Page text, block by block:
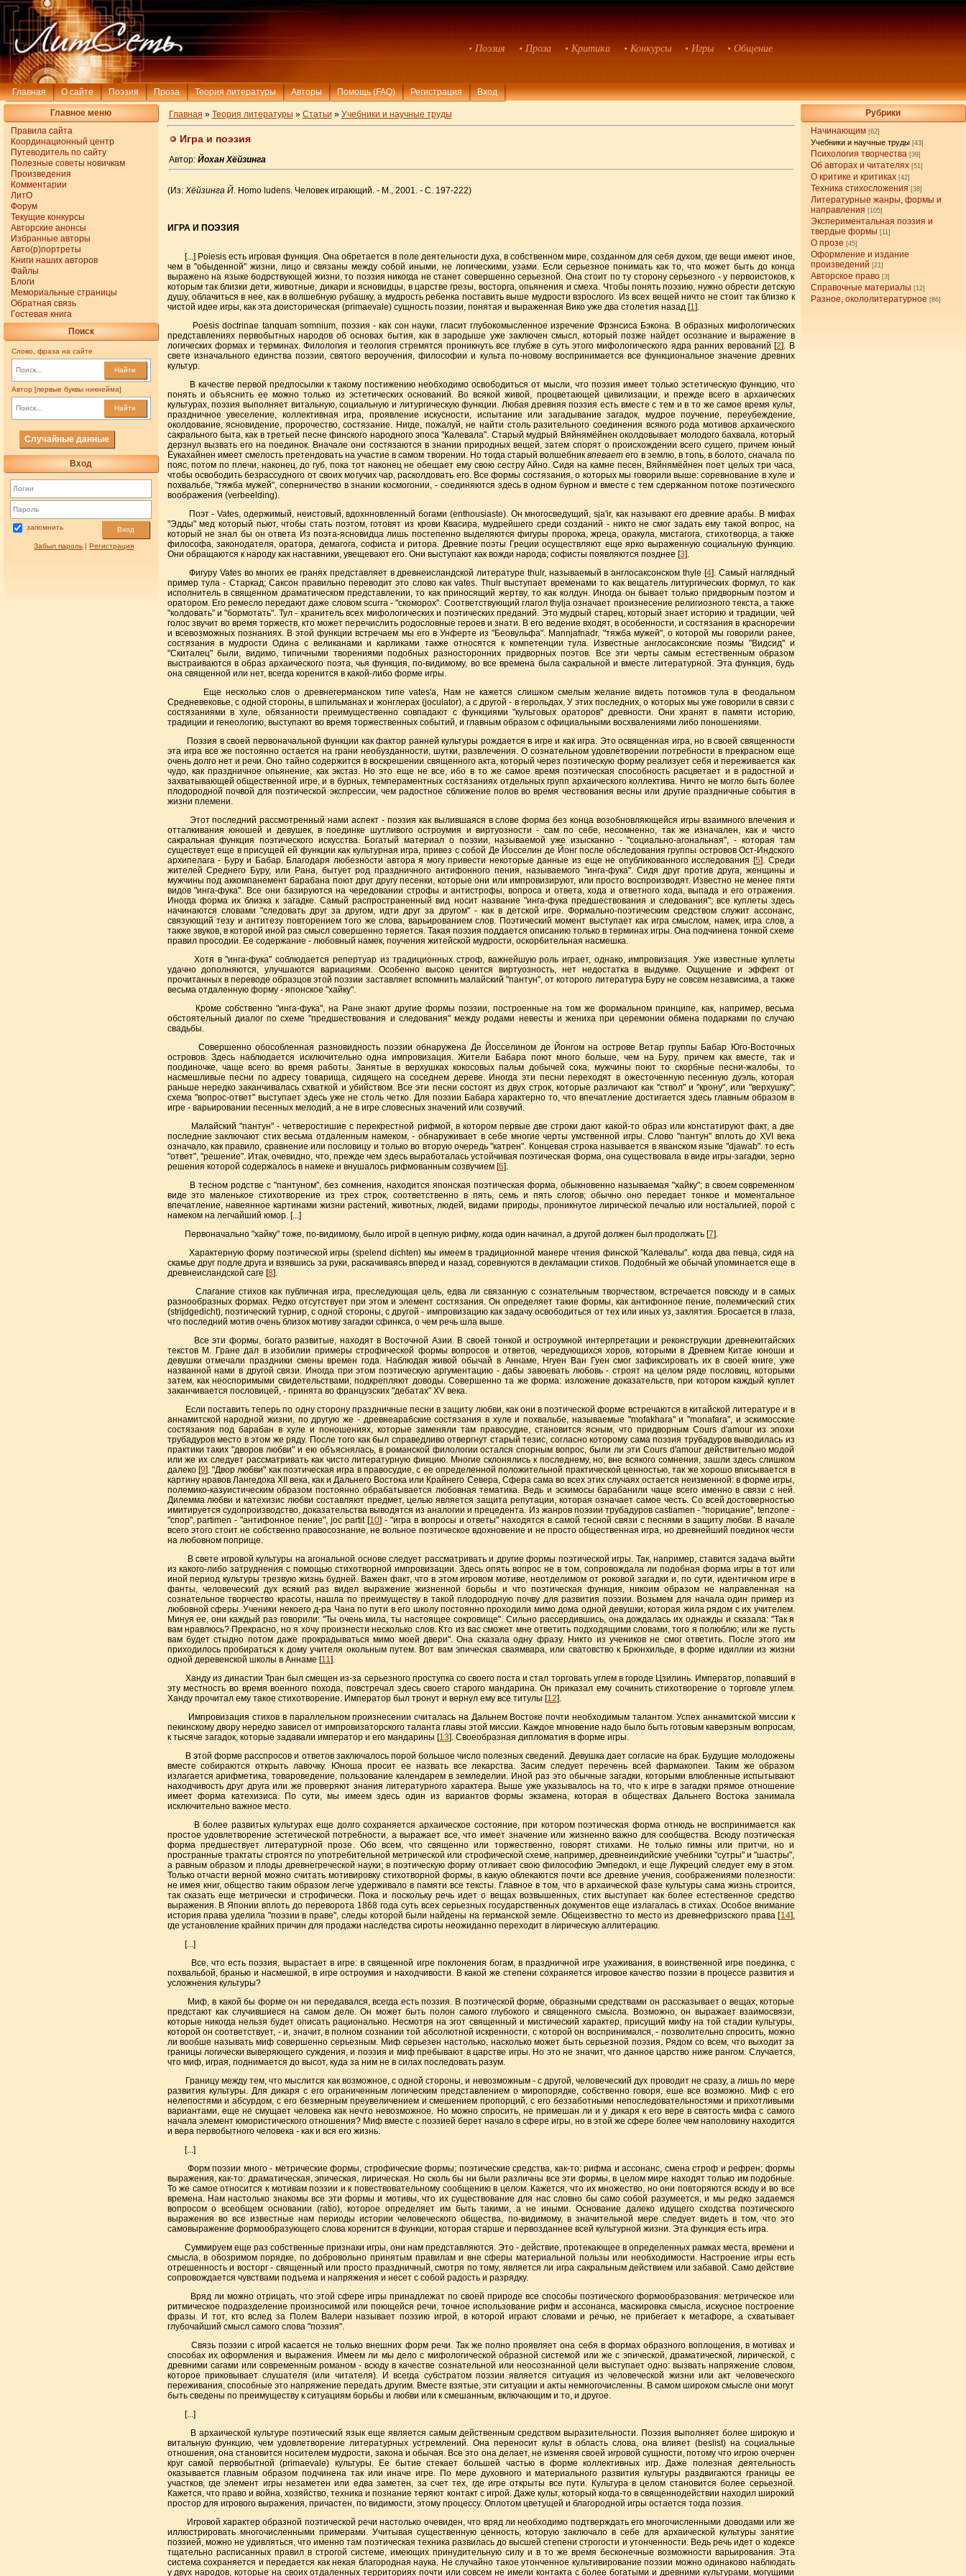
• Поэзия • Проза • Критика • Конкурсы • Игры • Общение
Главная О сайте Поэзия Проза Теория литературы Авторы Помощь (FAQ) Регистрация Вход
Главное меню
Правила сайта
Координационный центр
Путеводитель по сайту
Полезные советы новичкам
Произведения
Комментарии
ЛитО
Форум
Текущие конкурсы
Авторские анонсы
Избранные авторы
Авто(р)портреты
Книги наших авторов
Файлы
Блоги
Мемориальные страницы
Обратная связь
Гостевая книга
Поиск
Слово, фраза на сайте
Найти
Автор [первые буквы никнейма]
Найти
Случайные данные
Вход
запомнить Вход
Забыл пароль |Регистрация
Рубрики
Начинающим [62]
Учебники и научные труды [43]
Психология творчества [39]
Об авторах и читателях [51]
О критике и критиках [42]
Техника стихосложения [38]
Литературные жанры, формы и
направления [105]
Экспериментальная поэзия и
твердые формы [11]
О прозе [45]
Оформление и издание
произведений [21]
Авторское право [3]
Справочные материалы [12]
Разное, окололитературное [86]
Главная » Теория литературы » Статьи » Учебники и научные труды
Игра и поэзия
Автор: Йохан Хёйзинга
(Из: Хёйзинга Й. Homo ludens. Человек играющий. - М., 2001. - С. 197-222)
ИГРА И ПОЭЗИЯ
[...] Poiesis есть игровая функция. Она обретается в поле деятельности духа, в собственном мире, созданном для себя духом, где вещи имеют иное,
чем в "обыденной" жизни, лицо и связаны между собой иными, не логическими, узами. Если серьезное понимать как то, что может быть до конца
выражено на языке бодрствующей жизни, то поэзия никогда не станет совершенно серьезной. Она стоит по ту сторону серьезного - у первоистоков, к
которым так близки дети, животные, дикари и ясновидцы, в царстве грезы, восторга, опьянения и смеха. Чтобы понять поэзию, нужно обрести детскую
душу, облачиться в нее, как в волшебную рубашку, а мудрость ребенка поставить выше мудрости взрослого. Из всех вещей ничто не стоит так близко к
чистой идее игры, как эта доисторическая (primaevale) сущность поэзии, понятая и выраженная Вико уже два столетия назад [1 ].
Poesis doctrinae tanquam somnium, поэзия - как сон науки, гласит глубокомысленное изречение Фрэнсиса Бэкона. В образных мифологических
представлениях первобытных народов об основах бытия, как в зародыше уже заключен смысл, который позже найдет осознание и выражение в
логических формах и терминах. Филология и теология стремятся проникнуть все глубже в суть этого мифологического ядра ранних верований [2]. В
свете изначального единства поэзии, святого вероучения, философии и культа по-новому воспринимается все функциональное значение древних
культур.
В качестве первой предпосылки к такому постижению необходимо освободиться от мысли, что поэзия имеет только эстетическую функцию, что
понять и объяснить ее можно только из эстетических оснований. Во всякой живой, процветающей цивилизации, и прежде всего в архаических
культурах, поэзия выполняет витальную, социальную и литургическую функции. Любая древняя поэзия есть вместе с тем и в то же самое время культ,
праздничное увеселение, коллективная игра, проявление искусности, испытание или загадывание загадок, мудрое поучение, переубеждение,
околдование, ясновидение, пророчество, состязание. Нигде, пожалуй, не найти столь разительного соединения всякого рода мотивов архаического
сакрального быта, как в третьей песне финского народного эпоса "Калевала". Старый мудрый Вяйнямёйнен околдовывает молодого бахвала, который
дерзнул вызвать его на поединок. Вначале они состязаются в знании природных вещей, затем спорят о происхождении всего сущего, причем юный
Ёукахайнен имеет смелость претендовать на участие в самом творении. Но тогда старый волшебниквпевает его в землю, в топь, в болото, сначала по
пояс, потом по плечи, наконец, до губ, пока тот наконец не обещает ему свою сестру Айно. Сидя на камне песен, Вяйнямёйнен поет целых три часа,
чтобы освободить безрассудного от своих могучих чар, расколдовать его. Все формы состязания, о которых мы говорили выше: соревнование в хуле и
похвальбе, "тяжба мужей", соперничество в знании космогонии, - соединяются здесь в одном бурном и вместе с тем сдержанном потоке поэтического
воображения (verbeelding).
Поэт - Vates, одержимый, неистовый, вдохнновленный богами (enthousiaste). Он многосведущий, sja'ir, как называют его древние арабы. В мифах
"Эдды" мед который пьют, чтобы стать поэтом, готовят из крови Квасира, мудрейшего среди созданий - никто не смог задать ему такой вопрос, на
который не знал бы он ответа Из поэта-ясновидца лишь постепенно выделяются фигуры пророка, жреца, оракула, мистагога, стихотворца, а также
философа, законодателя, оратора, демагога, софиста и ритора. Древние поэты Греции осуществляют еще ярко выраженную социальную функцию.
Они обращаются к народу как наставники, увещевают его. Они выступают как вожди народа; софисты появляются позднее [3].
Фигуру Vates во многих ее гранях представляет в древнеисландской литературе thulr, называемый в англосаксонском thyle [4]. Самый наглядный
пример тула - Старкад; Саксон правильно переводит это слово как vates. Thulr выступает временами то как вещатель литургических формул, то как
исполнитель в священном драматическом представлении, то как приносящий жертву, то как колдун. Иногда он бывает только придворным поэтом и
оратором. Его ремесло передают даже словом scurra - "скоморох". Соответствующий глагол thylja означает произнесение религиозного текста, а также
"колдовать" и "бормотать". Тул - хранитель всех мифологических и поэтических преданий. Это мудрый старец, который знает историю и традиции, чей
голос звучит во время торжеств, кто может перечислить родословные героев и знати. В его ведение входят, в особенности, и состязания в красноречии
и всевозможных познаниях. В этой функции встречаем мы его в Унферте из "Беовульфа". Mannjafnadr, "тяжба мужей", о которой мы говорили ранее,
состязания в мудрости Одина с великанами и карликами также относятся к компетенции тула. Известные англосаксонские поэмы "Видсид" и
"Скиталец" были, видимо, типичными творениями подобных разносторонних придворных поэтов. Все эти черты самым естественным образом
выстраиваются в образ архаического поэта, чья функция, по-видимому, во все времена была сакральной и вместе литературной. Эта функция, будь
она священной или нет, всегда коренится в какой-либо форме игры.
Еще несколько слов о древнегерманском типе vates'а, Нам не кажется слишком смелым желание видеть потомков тула в феодальном
Средневековье, с одной стороны, в шпильманах и жонглерах (joculator), а с другой - в герольдах, У этих последних, о которых мы уже говорили в связи с
состязаниями в хуле, обязанности преимущественно совпадают с функциями "культовых ораторов" древности. Они хранят в памяти историю,
традиции и генеологию, выступают во время торжественных событий, и главным образом с официальными восхвалениями либо поношениями.
Поэзия в своей первоначальной функции как фактор ранней культуры рождается в игре и как игра. Это освященная игра, но в своей священности
эта игра все же постоянно остается на грани необузданности, шутки, развлечения. О сознательном удовлетворении потребности в прекрасном еще
очень долго нет и речи. Оно тайно содержится в воскрешении священного акта, который через поэтическую форму реализует себя и переживается как
чудо, как праздничное опьянение, как экстаз. Но это еще не все, ибо в то же самое время поэтическая способность расцветает и в радостной и
захватывающей общественной игре, и в бурных, темпераментных состязаниях отдельных групп архаического коллектива. Ничто не могло быть более
плодородной почвой для поэтической экспрессии, чем радостное сближение полов во время чествования весны или другие праздничные события в
жизни племени.
Этот последний рассмотренный нами аспект - поэзия как вылившаяся в слове форма без конца возобновляющейся игры взаимного влечения и
отталкивания юношей и девушек, в поединке шутливого остроумия и виртуозности - сам по себе, несомненно, так же изначален, как и чисто
сакральная функция поэтического искусства. Богатый материал о поэзии, называемой уже изысканно - "социально-агональная", - которая там
существует еще в присущей ей функции как культурная игра, привез с собой Де Йосселин де Йонг после обследования группы островов Ост-Индского
архипелага - Буру и Бабар. Благодаря любезности автора я могу привести некоторые данные из еще не опубликованного исследования [5]. Среди
жителей Среднего Буру, или Рана, бытует род праздничного антифонного пения, называемого "инга-фука". Сидя друг против друга, женщины и
мужчины под аккомпанемент барабана поют друг другу песенки, которые они или импровизируют, или просто воспроизводят. Известно не менее пяти
видов "инга-фука". Все они базируются на чередовании строфы и антистрофы, вопроса и ответа, хода и ответного хода, выпада и его отражения.
Иногда форма их близка к загадке. Самый распространенный вид носит название "инга-фука предшествования и следования"; все куплеты здесь
начинаются словами "следовать друг за другом, идти друг за другом" - как в детской игре. Формально-поэтическим средством служит ассонанс,
связующий тезу и антитезу повторением того же слова, варьированием слов. Поэтический момент выступает как игра смыслом, намек, игра слов, а
также звуков, в которой иной раз смысл совершенно теряется. Такая поэзия поддается описанию только в терминах игры. Она подчинена тонкой схеме
правил просодии. Ее содержание - любовный намек, поучения житейской мудрости, оскорбительная насмешка.
Хотя в "инга-фука" соблюдается репертуар из традиционных строф, важнейшую роль играет, однако, импровизация. Уже известные куплеты
удачно дополняются, улучшаются вариациями. Особенно высоко ценится виртуозность, нет недостатка в выдумке. Ощущение и эффект от
прочитанных в переводе образцов этой поэзии заставляет вспомнить малайский "пантун", от которого литература Буру не совсем независима, а также
весьма отдаленную форму - японское "хайку".
Кроме собственно "инга-фука", на Ране знают другие формы поэзии, построенные на том же формальном принципе, как, например, весьма
обстоятельный диалог по схеме "предшествования и следования" между родами невесты и жениха при церемонии обмена подарками по случаю
свадьбы.
Совершенно обособленная разновидность поэзии обнаружена Де Йосселином де Йонгом на острове Ветар группы Бабар Юго-Восточных
островов. Здесь наблюдается исключительно одна импровизация. Жители Бабара поют много больше, чем на Буру, причем как вместе, так и
поодиночке, чаще всего во время работы. Занятые в верхушках кокосовых пальм добычей сока, мужчины поют то скорбные песни-жалобы, то
насмешливые песни по адресу товарища, сидящего на соседнем дереве. Иногда эти песни переходят в ожесточенную песенную дуэль, которая
раньше нередко заканчивалась схваткой и убийством. Все эти песни состоят из двух строк, которые различают как "ствол" и "крону", или "верхушку";
схема "вопрос-ответ" выступает здесь уже не столь четко. Для поэзии Бабара характерно то, что впечатление достигается здесь главным образом в
игре - варьировании песенных мелодий, а не в игре словесных значений или созвучий.
Малайский "пантун" - четверостишие с перекрестной рифмой, в котором первые две строки дают какой-то образ или констатируют факт, а две
последние заключают стих весьма отдаленным намеком, - обнаруживает в себе многие черты умственной игры. Слово "пантун" вплоть до XVI века
означало, как правило, сравнение или пословицу и только во вторую очередь "катрен". Концевая строка называется в яванском языке "djawab". то есть
"ответ", "решение". Итак, очевидно, что, прежде чем здесь выработалась устойчивая поэтическая форма, она существовала в виде игры-загадки, зерно
решения которой содержалось в намеке и внушалось рифмованным созвучием [6].
В тесном родстве с "пантуном", без сомнения, находится японская поэтическая форма, обыкновенно называемая "хайку"; в своем современном
виде это маленькое стихотворение из трех строк, соответственно в пять, семь и пять слогов; обычно оно передает тонкое и моментальное
впечатление, навеянное картинами жизни растений, животных, людей, видами природы, проникнутое лирической печалью или ностальгией, порой с
намеком на легчайший юмор. [...]
Первоначально "хайку" тоже, по-видимому, было игрой в цепную рифму, когда один начинал, а другой должен был продолжать [7].
Характерную форму поэтической игры (spelend dichten) мы имеем в традиционной манере чтения финской "Калевалы". когда два певца, сидя на
скамье друг подле дpyra и взявшись за руки, раскачиваясь вперед и назад, соревнуются в декламации стихов. Подобный же обычай упоминается еще в
древнеисландской саге [8].
Слагание стихов как публичная игра, преследующая цель, едва ли связанную с сознательным творчеством, встречается повсюду и в самых
разнообразных формах. Редко отсутствует при этом и элемент состязания. Он определяет такие формы, как антифонное пение, полемический стих
(strijdgedicht), поэтический турнир, с одной стороны, с другой - импровизацию как задачу освободиться от тех или иных уз, заклятия. Бросается в глаза,
что последний мотив очень близок мотиву загадки сфинкса, о чем речь шла выше.
Все эти формы, богато развитые, находят в Восточной Азии. В своей тонкой и остроумной интерпретации и реконструкции древнекитайских
текстов М. Гране дал в изобилии примеры строфической формы вопросов и ответов, чередующихся хоров, которыми в Древнем Китае юноши и
девушки отмечали праздники смены времен года. Наблюдая живой обычай в Аннаме, Нгуен Ван Гуен смог зафиксировать их в своей книге, уже
названной нами в другой связи. Иногда при этом поэтическую aргументацию - дабы завоевать любовь - строят на целом ряде пословиц, которыми
затем, как неоспоримыми свидетельствами, подкрепляют доводы. Совершенно та же форма: изложение доказательств, при котором каждый куплет
заканчивается пословицей, - принята во французских "дебатах" XV века.
Если поставить теперь по одну сторону праздничные песни в защиту любви, как они в поэтической форме встречаются в китайской литературе и в
аннамитской народной жизни, по другую же - древнеарабские состязания в хуле и похвальбе, называемые "mofakhara" и "monafara", и эскимосские
состязания под барабан в хуле и поношениях, которые заменяли там правосудие, становится ясным, что придворным Cours d'amour из эпохи
трубадуров место в этом же ряду. После того как был справедливо отвергнут старый тезис, согласно которому сама поэзия трубадуров выводилась из
практики таких "дворов любви" и ею объяснялась, в романской филологии остался спорным вопрос, были ли эти Cours d'amour действительно модой
или же их следует paccматривать как чисто литературную фикцию. Многие склонялись к последнему, но, вне всякого сомнения, зашли здесь слишком
далеко [9]. "Двор любви" как поэтическая игра в правосудие, с ее определенной положительной практической ценностью, так же хорошо вписывается в
картину нравов Лангедока XII века, как и Дальнего Востока или Крайнего Севера, Сфера сама во всех этих случаях остается неизменной: в форме игры,
полемико-казуистическим образом постоянно обрабатывается любовная тематика. Ведь и эскимосы барабанили чаще всего именно в связи с ней.
Дилемма любви и катехизис любви составляют предмет, целью является защита репутации, которая означает самое честь. Со всей достоверностью
имитируется судопроизводство, доказательства выводятся из аналогии и прецедента. Из жанров поэзии трубадуров castiamen - "порицание", tenzone -
"спор", partimen - "антифонное пение", joc partit [10] - "игра в вопросы и ответы" находятся в самой тесной связи с песнями в защиту любви. В начале
всего этого стоит не собственно правосознание, не вольное поэтическое вдохновение и не просто общественная игра, но древнейший поединок чести
на любовном поприще.
В свете игровой культуры на агональной основе следует рассматривать и другие формы поэтической игры. Так, например, ставится задача выйти
из какого-либо затруднения с помощью стихотворной импровизации. Здесь опять вопрос не в том, сопровождала ли подобная форма игры в тот или
иной период культуры трезвую жизнь будней. Важен факт, что в этом игровом мотиве, неотделимом от роковой загадки и, по сути, идентичном игре в
фанты, человеческий дух всякий раз видел выражение жизненной борьбы и что поэтическая функция, никоим образом не направленная на
сознательное творчество красоты, нашла по преимуществу в такой плодородную почву для развития поэзии. Возьмем для начала один пример из
любовной сферы. Ученики некоего д-ра Чана по пути в его школу постоянно проходили мимо дома одной девушки, которая жила рядом с их учителем.
Минуя ее, они каждый раз говорили: "Ты очень мила, ты настоящее сокровище". Сильно рассердившись, она дождалась их однажды и сказала: "Так я
вам нравлюсь? Прекрасно, но я хочу произнести несколько слов. Кто из вас сможет мне ответить подходящими словами, того я полюблю; или же пусть
вам будет стыдно потом даже прокрадываться мимо моей двери". Она сказала одну фразу. Никто из учеников не смог ответить. После этого им
приходилось пробираться к дому учителя окольным путем. Вот вам эпическая сваямвара, или сватовство к Брюнхильде, в форме идиллии из жизни
одной деревенской школы в Аннаме [11 ].
Ханду из династии Тран был смещен из-за серьезного проступка со своего поста и стал торговать углем в городе Цзилинь. Император, попавший в
эту местность во время военного похода, повстречал здесь своего старого мандарина. Он приказал ему сочинить стихотворение о торговле углем.
Ханду прочитал ему такое стихотворение. Император был тронут и вернул ему все титулы [12].
Импровизация стихов в параллельном произнесении считалась на Дальнем Востоке почти необходимым талантом. Успех аннамитской миссии к
пекинскому двору нередко зависел от импровизаторского таланта главы этой миссии. Каждое мгновение надо было быть готовым каверзным вопросам,
к тысяче загадок, которые задавали император и его мандарины [13]. Своеобразная дипломатия в форме игры.
В этой форме расспросов и ответов заключалось порой большое число полезных сведений. Девушка дает согласие на брак. Будущие молодожены
вместе собираются открыть лавочку. Юноша просит ее назвать все лекарства. Засим следует перечень всей фармакопеи. Таким же образом
излагается арифметика, товароведение, пользование календарем в земледелии. Иной раз это обычные загадки, которыми влюбленные испытывают
находчивость друг друга или же проверяют знания литературного характера. Выше уже указывалось на то, что к игре в загадки прямое отношение
имеет форма катехизиса. По сути, мы имеем здесь один из вариантов формы экзамена, которая в обществах Дальнего Востока занимала
исключительно важное место.
В более развитых культурах еще долго сохраняется архаическое состояние, при котором поэтическая форма отнюдь не воспринимается как
простое удовлетворение эстетической потребности, а выражает все, что имеет значение или жизненно важно для сообщества. Всюду поэтическая
форма предшествует литературной прозе. Обо всем, что священно или торжественно, говорят стихами. Не только гимны или притчи, но и
пространные трактаты строятся по употребительной метрической или строфической схеме, например, древнеиндийские учебники "сутры" и "шастры",
а равным образом и плоды древнегреческой науки; в поэтическую форму отливает свою философию Эмпедокл, и еще Лукреций следует ему в этом.
Только отчасти верной можно считать мотивировку стихотворной формы, в какую облекаются почти все древние учения, соображениями полезности:
не имея книг, общество таким образом легче удерживало в памяти все тексты. Главное в том, что в архаической фазе культуры сама жизнь строится,
так сказать еще метрически и строфически. Пока и поскольку речь идет о вещах возвышенных, стих выступает как более естественное средство
выражения. В Японии вплоть до переворота 1868 года суть всех серьезных государственных документов еще излагалась в стихах. Особое внимание
история права уделила "поэзии в праве", следы которой были найдены на германской земле. Общеизвестно то место из древнефризского права [14],
где установление крайних причин для продажи наследства сироты неожиданно переходит в лирическую аллитерацию.
[...]
Все, что есть поэзия, вырастает в игре: в священной игре поклонения богам, в праздничной игре ухаживания, в воинственной игре поединка, с
похвальбой, бранью и насмешкой, в игре остроумия и находчивости. В какой же степени сохраняется игровое качество поэзии в процессе развития и
усложнения культуры?
Миф, в какой бы форме он ни передавался, всегда есть поэзия. В поэтической форме, образными средствами он рассказывает о вещах, которые
предстают как случившиеся на самом деле. Он может быть полон самого глубокого и священного смысла. Возможно, он выражает взаимосвязи,
которые никогда нельзя будет описать рационально. Несмотря на эгот священный и мистический характер, присущий мифу на той стадии культуры,
которой он соответствует, - и, значит, в полном сознании той абсолютной искренности, с которой он воспринимался, - позволительно спросить, можно
ли вообше называть миф совершенно серьезным. Миф серьезен настолько, насколько может быть серьезной поэзия. Рядом со всем, что выходит за
границы логически выверяющего суждения, и поэзия и миф пребывают в царстве игры. Но это не значит, что данное царство ниже рангом. Случается,
что миф, играя, поднимается до высот, куда за ним не в силах последовать разум.
Границу между тем, что мыслится как возможное, с одной стороны, и невозможным - с другой, человеческий дух проводит не сразу, а лишь по мере
развития культуры. Для дикаря с его ограниченным логическим представлением о миропорядке, собственно говоря, еше все возможно. Миф с его
нелепостями и абсурдом, с его безмерным преувеличением и смешением пропорций, с его беззаботными непоследовательностями и прихотливыми
вариантами, еще не смущает человека как нечто невозможное. Но можно спросить, не примешан ли и у дикаря к его вере в святость мифа с самого
начала элемент юмористического отношения? Миф вместе с поэзией берет начало в сфере игры, но в этой же сфере более чем наполовину находится
и вера первобытного человека - как и вся его жизнь.
[...]
Форм поэзии много - метрические формы, строфические формы; поэтические средства, как-то: рифма и ассонанс, смена строф и рефрен; формы
выражения, как-то: драматическая, эпическая, лирическая. Но сколь бы ни были различны все эти формы, в целом мире находят только им подобные.
То же самое относится к мотивам поэзии и к повествовательному сообщению в целом. Кажется, что их множество, но они повторяются всюду и во все
времена. Нам настолько знакомы все эти формы и мотивы, что их существование для нас словно бы само собой разумеется, и мы редко задаемся
вопросом о всеобщем основании (ratio), которое определяет им быть такими, а не иными. Основание далеко идущего сходства поэтического
выражения во все известные нам периоды истории человеческого общества, по-видимому, в значительной мере следует видеть в том, что это
самовыражение формообразующего слова коренится в функции, которая старше и первозданнее всей культурной жизни. Эта функция есть игра.
Суммируем еще раз собственные признаки игры, они нам представляются. Это - действие, протекающее в определенных рамках места, времени и
смысла, в обозримом порядке, по добровольно принятым правилам и вне сферы материальной пользы или необходимости. Настроение игры есть
отрешенность и восторг - священный или просто праздничный, смотря по тому, является ли игра сакральным действием или забавой. Само действие
сопровождается чувствами подъема и напряжения и несет с собой радость и разрядку.
Вряд ли можно отрицать, что этой сфере игры принадлежат по своей природе все способы поэтического формообразования: метрическое или
ритмическое подразделение произносимой или поющейся речи, точное использование рифм и ассонанса, маскировка смысла, искусное построение
фразы. И тот, кто вслед за Полем Валери называет поэзию игрой, в которой играют словами и речью, не прибегает к метафоре, а схватывает
глубочайший смысл самого слова "поэзия".
Связь поэзии с игрой касается не только внешних форм речи. Так же полно проявляет она себя в формах образного воплощения, в мотивах и
способах их оформления и выражения. Имеем ли мы дело с мифологической образной системой или же с эпической, драматической, лирической, с
древними сагами или современным романом - всюду в качестве сознательной или неосознанной цели выступает одно: вызвать напряжение словом,
которое приковывает слушателя (или читателя). И всегда субстратом поэзии является ситуация из человеческой жизни или акт человеческого
переживания, способные это напряжение передать другим. Вместе взятые, эти ситуации и акты немногочисленны. В самом широком смысле они могут
быть сведены по преимуществу к ситуациям борьбы и любви или к смешанным, включающим и то, и другое.
[...]
В архаической культуре поэтический язык еще является самым действенным средством выразительности. Поэзия выполняет более широкую и
витальную функцию, чем удовлетворение литературных устремлений. Она переносит культ в область слова, она влияет (beslist) на социальные
отношения, она становится носителем мудрости, закона и обычая. Все это она делает, не изменяя своей игровой сущности, потому что игрою очерчен
круг самой первобытной (primaevale) культуры. Ее бытие стекает большей частью в форме коллективных игр. Даже полезная деятельность
оказывается главным образом подчинена так или иначе игре. По мере духовного и материального развития культуры раздвигаются границы ее
участков, где элемент игры незаметен или едва заметен, за счет тех, где игре открыты все пути. Культура в целом становится более серьезной.
Кажется, что право и война, хозяйство, техника и познание теряют контакт с игрой. Даже культ, который когда-то в священнодействии находил широкий
простор для игрового выражения, причастен, по видимости, этому процессу. Оплотом цветущей и благородной игры остается тогда поэзия.
Игровой характер образной поэтической речи настолько очевиден, что вряд ли необходимо подтверждать его многочисленными доводами или же
иллюстрировать многочисленными примерами. Учитывая существенную ценность, которую заключало в себе для архаической культуры занятие
поэзией, можно не удивляться, что именно там поэтическая техника развилась до высшей степени строгости и утонченности. Ведь речь идет о кодексе
тщательно расписанных правил в строгой системе, имеющих принудительную силу и в то же время бесконечные возможности варьирования. Эта
система сохраняется и передается как некая благородная наука. Не случайно такое утонченное культивирование поэзии можно одинаково наблюдать
у двух народов, которые на своих отдаленных территориях почти или совсем не имели контакта с более богатыми и древними культурами, могущими